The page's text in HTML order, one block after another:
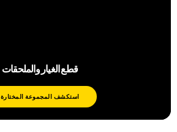
قطع الغيار والملحقات
استكشف المجموعة المختارة